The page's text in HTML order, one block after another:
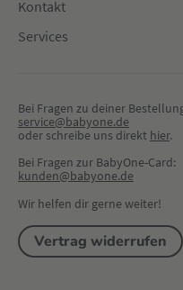
Kontakt
Services
Bei Fragen zu deiner
service@babyone.de
oder schreibe uns direkt hier.
Bei Fragen zur BabyOne-Card:
kunden@babyone.de
Wir helfen dir gerne weiter!
Vertrag widerrufen